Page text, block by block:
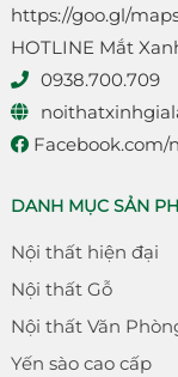
https://goo.gl/
HOTLINE Mắt
0938.700.709
DANH MỤC SẢN
Nội thất hiện đại
Nội thất Gỗ
Nội thất Văn
Yến sào cao cấp